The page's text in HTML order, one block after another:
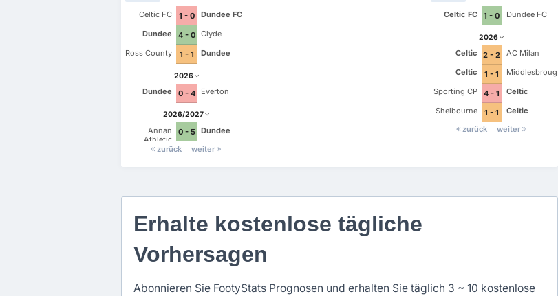
Celtic FC 1 - 0
Dundee FC
Dundee
4 - 0
Clyde
Ross County
1 - 1 Dundee
2026
Dundee 0 - 4 Everton
2026/2027
Annan
Athletic
0 - 5
Dundee
zurück
weiter
Celtic FC 1 - 0 Dundee FC
2026
Celtic 2 - 2
AC Milan
Celtic
1 - 1
Middlesbrough
Sporting CP
4 - 1
Celtic
Shelbourne
1 - 1
Celtic
zurück
weiter
Erhalte kostenlose tägliche
Vorhersagen
Abonnieren Sie FootyStats Prognosen und erhalten Sie täglich 3 ~ 10 kostenlose